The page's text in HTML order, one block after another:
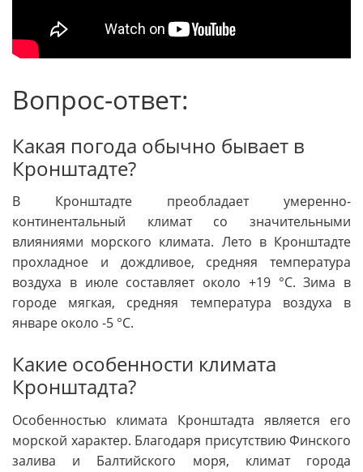
Вопрос-ответ:
Какая погода обычно бывает в
Кронштадте?
В Кронштадте преобладает умеренно-
континентальный климат со значительными
влияниями морского климата. Лето в Кронштадте
прохладное и дождливое, средняя температура
воздуха в июле составляет около +19 °C. Зима в
городе мягкая, средняя температура воздуха в
январе около -5 °C.
Какие особенности климата
Кронштадта?
Особенностью климата Кронштадта является его
морской характер. Благодаря присутствию Финского
залива и Балтийского моря, климат города